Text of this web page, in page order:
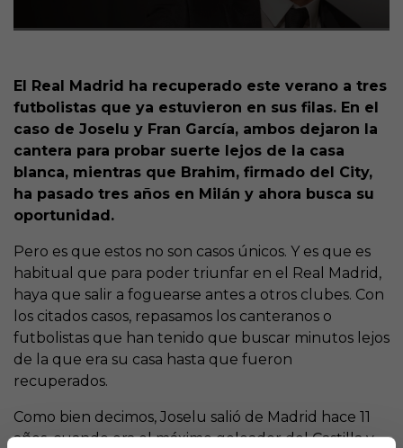
El Real Madrid ha recuperado este verano a tres
futbolistas que ya estuvieron en sus filas. En el
caso de Joselu y Fran García, ambos dejaron la
cantera para probar suerte lejos de la casa
blanca, mientras que Brahim, firmado del City,
ha pasado tres años en Milán y ahora busca su
oportunidad.
Pero es que estos no son casos únicos. Y es que es
habitual que para poder triunfar en el Real Madrid,
haya que salir a foguearse antes a otros clubes. Con
los citados casos, repasamos los canteranos o
futbolistas que han tenido que buscar minutos lejos
de la que era su casa hasta que fueron
recuperados.
Como bien decimos, Joselu salió de Madrid hace 11
años, cuando era el máximo goleador del Castilla y